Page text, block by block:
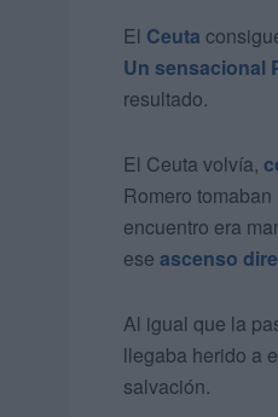
El Ceuta
Un sensacional
resultado.
El Ceuta volvía,
Romero
encuentro era
ese ascenso
Al igual que la
llegaba herido a
salvación.